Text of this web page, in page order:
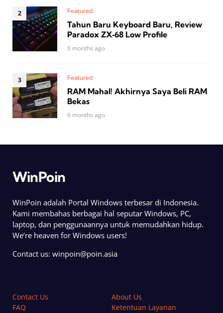
Featured
Tahun Baru Keyboard Baru, Review
Paradox ZX‑68 Low Profile
6 months ago
Featured
RAM Mahal! Akhirnya Saya Beli RAM
Bekas
6 months ago
WinPoin
WinPoin adalah Portal Windows terbesar di Indonesia.
Kami membahas berbagai hal seputar Windows, PC,
laptop, dan penggunaannya untuk memudahkan hidup.
We’re heaven for Windows users!
Contact us: winpoin@poin.asia
Contact Us
About Us
FAQ
Ketentuan Layanan